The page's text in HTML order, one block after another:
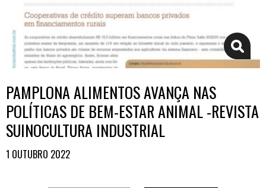
PAMPLONA ALIMENTOS AVANÇA NAS
POLÍTICAS DE BEM-ESTAR ANIMAL -REVISTA
SUINOCULTURA INDUSTRIAL
1 OUTUBRO 2022